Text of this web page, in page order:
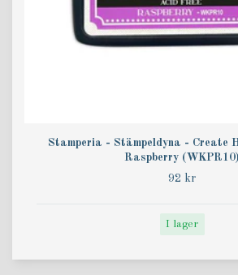
Stamperia - Stämpeldyna - Create
Raspberry (WKPR10)
92 kr
I lager